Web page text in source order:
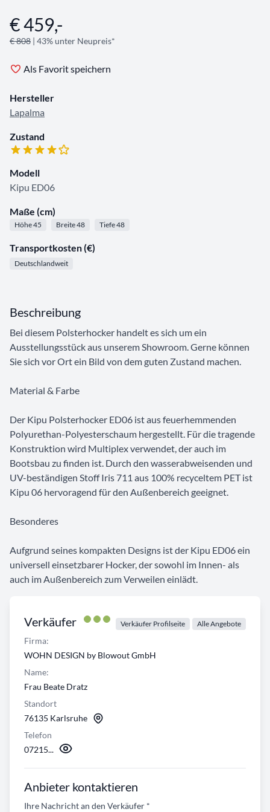
Angebotsinformationen
€ 459,-
€ 808 | 43% unter Neupreis*
Als Favorit speichern
Hersteller
Lapalma
Zustand
Modell
Kipu ED06
Maße (cm)
Höhe 45 Breite 48 Tiefe 48
Transportkosten (€)
Deutschlandweit
Verkäufer Verkäufer Profilseite Alle Angebote
Firma:
WOHN DESIGN by Blowout GmbH
Name:
Frau Beate Dratz
Standort
76135 Karlsruhe
Telefon
07215...
Anbieter kontaktieren
Ihre Nachricht an den Verkäufer *
Beschreibung
Bei diesem Polsterhocker handelt es sich um ein
Ausstellungsstück aus unserem Showroom. Gerne können
Sie sich vor Ort ein Bild von dem guten Zustand machen.
Material & Farbe
Der Kipu Polsterhocker ED06 ist aus feuerhemmenden
Polyurethan-Polyesterschaum hergestellt. Für die tragende
Konstruktion wird Multiplex verwendet, der auch im
Bootsbau zu finden ist. Durch den wasserabweisenden und
UV-beständigen Stoff Iris 711 aus 100% recyceltem PET ist
Kipu 06 hervoragend für den Außenbereich geeignet.
Besonderes
Aufgrund seines kompakten Designs ist der Kipu ED06 ein
universell einsetzbarer Hocker, der sowohl im Innen- als
auch im Außenbereich zum Verweilen einlädt.